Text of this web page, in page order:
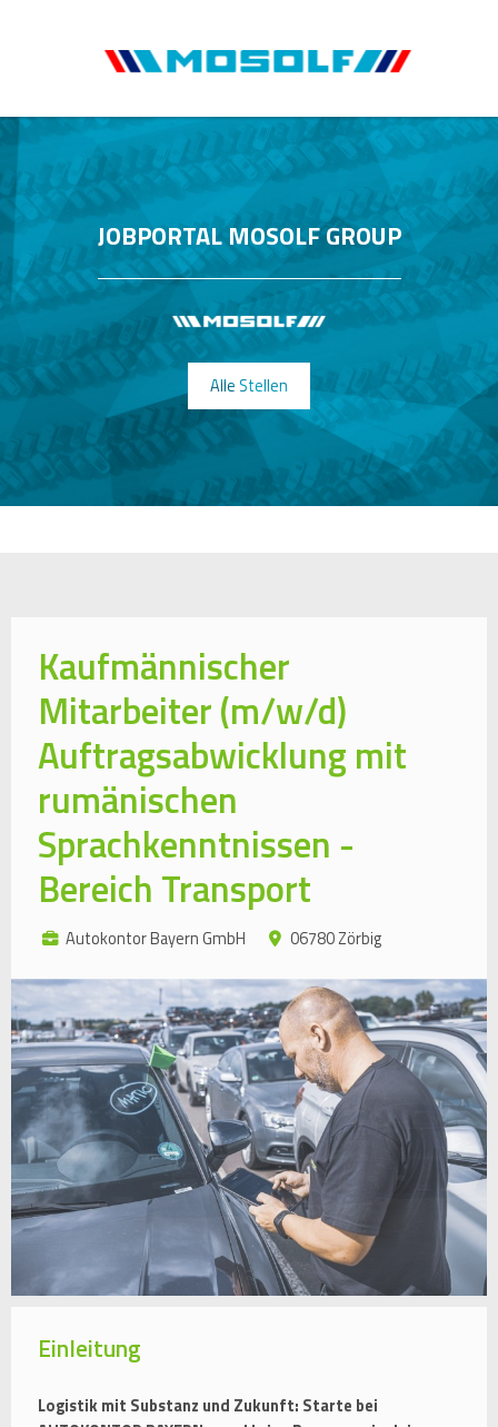
JOBPORTAL MOSOLF GROUP
Alle Stellen
Kaufmännischer
Mitarbeiter (m/w/d)
Auftragsabwicklung mit
rumänischen
Sprachkenntnissen -
Bereich Transport
Autokontor Bayern GmbH 06780 Zörbig
Einleitung
Logistik mit Substanz und Zukunft: Starte bei